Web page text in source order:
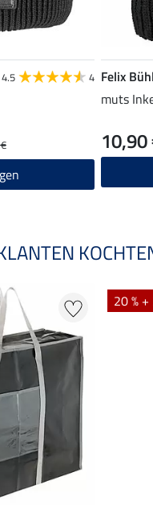
4.5 4 Felix
muts
10,90
20 % +